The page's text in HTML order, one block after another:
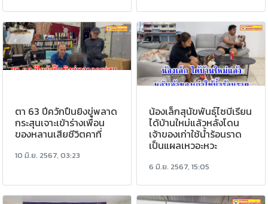
ตา 63 ปีควักปืนยิงขู่พลาด
กระสุนเจาะเข้าร่างเพื่อน
ของหลานเสียชีวิตคาที่
10 มิ.ย. 2567, 03:23
น้องเล็กสุนัขพันธุ์ไซบีเรียน
ได้บ้านใหม่แล้วหลังโดน
เจ้าของเก่าใช้น้ำร้อนราด
เป็นแผลเหวอะหวะ
6 มิ.ย. 2567, 15:05